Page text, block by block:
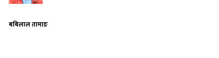
बबिलाल तामाङ